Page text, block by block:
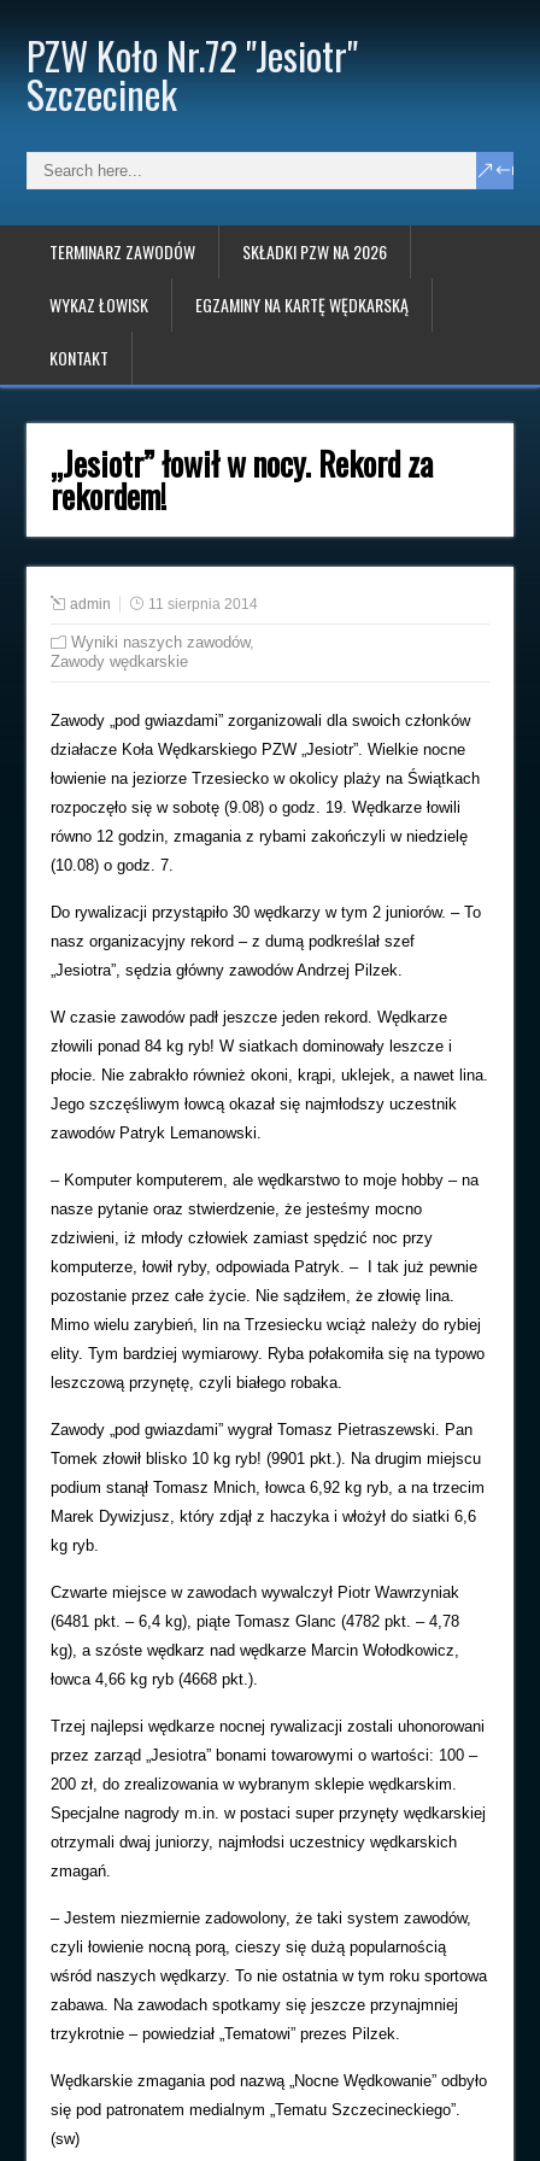
PZW Koło Nr.72 "Jesiotr"
Szczecinek
TERMINARZ ZAWODÓW SKŁADKI PZW NA 2026
WYKAZ ŁOWISK EGZAMINY NA KARTĘ WĘDKARSKĄ
KONTAKT
„Jesiotr” łowił w nocy. Rekord za
rekordem!
admin 11 sierpnia 2014
Wyniki naszych zawodów,
Zawody wędkarskie
Zawody „pod gwiazdami” zorganizowali dla swoich członków
działacze Koła Wędkarskiego PZW „Jesiotr”. Wielkie nocne
łowienie na jeziorze Trzesiecko w okolicy plaży na Świątkach
rozpoczęło się w sobotę (9.08) o godz. 19. Wędkarze łowili
równo 12 godzin, zmagania z rybami zakończyli w niedzielę
(10.08) o godz. 7.
Do rywalizacji przystąpiło 30 wędkarzy w tym 2 juniorów. – To
nasz organizacyjny rekord – z dumą podkreślał szef
„Jesiotra”, sędzia główny zawodów Andrzej Pilzek.
W czasie zawodów padł jeszcze jeden rekord. Wędkarze
złowili ponad 84 kg ryb! W siatkach dominowały leszcze i
płocie. Nie zabrakło również okoni, krąpi, uklejek, a nawet lina.
Jego szczęśliwym łowcą okazał się najmłodszy uczestnik
zawodów Patryk Lemanowski.
– Komputer komputerem, ale wędkarstwo to moje hobby – na
nasze pytanie oraz stwierdzenie, że jesteśmy mocno
zdziwieni, iż młody człowiek zamiast spędzić noc przy
komputerze, łowił ryby, odpowiada Patryk. – I tak już pewnie
pozostanie przez całe życie. Nie sądziłem, że złowię lina.
Mimo wielu zarybień, lin na Trzesiecku wciąż należy do rybiej
elity. Tym bardziej wymiarowy. Ryba połakomiła się na typowo
leszczową przynętę, czyli białego robaka.
Zawody „podgwiazdami” wygrał Tomasz Pietraszewski. Pan
Tomek złowił blisko 10 kg ryb! (9901 pkt.). Na drugim miejscu
podium stanął Tomasz Mnich, łowca 6,92 kg ryb, a na trzecim
Marek Dywizjusz, który zdjął z haczyka i włożył do siatki 6,6
kg ryb.
Czwarte miejsce w zawodach wywalczył Piotr Wawrzyniak
(6481 pkt. – 6,4 kg), piąte Tomasz Glanc (4782 pkt. – 4,78
kg), a szóste wędkarz nad wędkarze Marcin Wołodkowicz,
łowca 4,66 kg ryb (4668 pkt.).
Trzej najlepsi wędkarze nocnej rywalizacji zostali uhonorowani
przez zarząd „Jesiotra” bonami towarowymi o wartości: 100 –
200 zł, do zrealizowania w wybranym sklepie wędkarskim.
Specjalne nagrody m.in. w postaci super przynęty wędkarskiej
otrzymali dwaj juniorzy, najmłodsi uczestnicy wędkarskich
zmagań.
– Jestem niezmiernie zadowolony, że taki system zawodów,
czyli łowienie nocną porą, cieszy się dużą popularnością
wśród naszych wędkarzy. To nie ostatnia w tym roku sportowa
zabawa. Na zawodach spotkamy się jeszcze przynajmniej
trzykrotnie – powiedział „Tematowi” prezes Pilzek.
Wędkarskie zmagania pod nazwą „Nocne Wędkowanie” odbyło
się pod patronatem medialnym „Tematu Szczecineckiego”.
(sw)